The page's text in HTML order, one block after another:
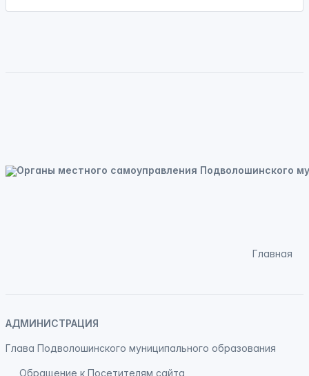
Главная
АДМИНИСТРАЦИЯ
Глава Подволошинского муниципального образования
Обращение к Посетителям сайта